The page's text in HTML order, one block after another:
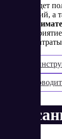
​Сервис будет
приложений, а
снижает
Бизнес-
Для